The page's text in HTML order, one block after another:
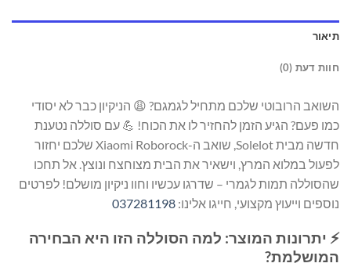
תיאור
חוות דעת (0)
השואב הרובוטי שלכם מתחיל לגמגם? 😩 הניקיון כבר לא יסודי
כמו פעם? הגיע הזמן להחזיר לו את הכוח! 💪 עם סוללה נטענת
חדשה מבית Solelot, שואב ה-Xiaomi Roborock שלכם יחזור
לפעול במלוא המרץ, וישאיר את הבית מצוחצח ונוצץ. אל תחכו
שהסוללה תמות לגמרי – שדרגו עכשיו וחוו ניקיון מושלם! לפרטים
נוספים וייעוץ מקצועי, חייגו אלינו: 037281198
⚡ יתרונות המוצר: למה הסוללה הזו היא הבחירה
המושלמת?